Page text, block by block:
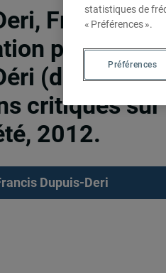
Francis. «
par le
(dir.), Par-
critiques
2012.
Dupuis-Deri
statistiques de
« Préférences ».
Préférences